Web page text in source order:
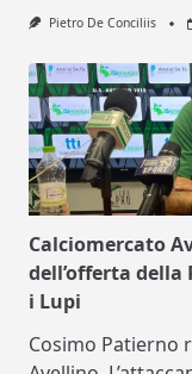
Pietro De Conciliis
Calciomercato
dell’offerta
i Lupi
Cosimo Patierno